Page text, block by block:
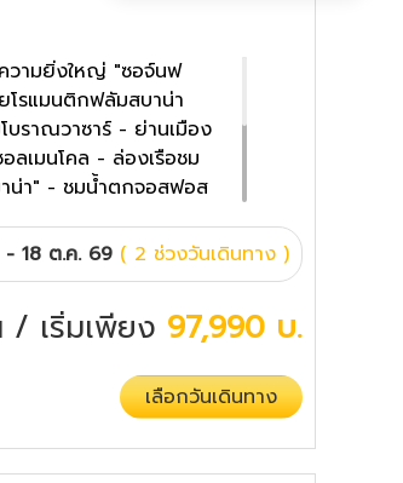
ความยิ่งใหญ่ "ซอจ์นฟ
รแมนติกฟลัมสบาน่า
บราณวาซาร์ - ย่านเมือง
ลเมนโคล - ล่องเรือชม
น่า" - ชมน้ำตกจอสฟอส
ก - พระราชวังอมาเลีย
18 ต.ค. 69 ( 2 ช่วงวันเดินทาง )
/ เริ่มเพียง 97,990บ.
เลือกวันเดินทาง